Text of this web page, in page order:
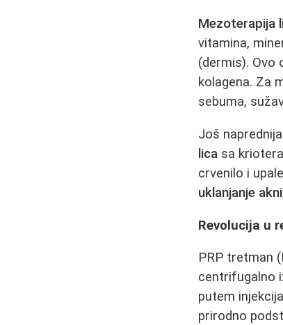
Mezoterapija
vitamina,
(dermis). Ovo
kolagena. Za
sebuma,
Još
lica sa
crvenilo i
uklanjanje akni
Revolucija u
PRP tretman
centrifugalno
putem
prirodno